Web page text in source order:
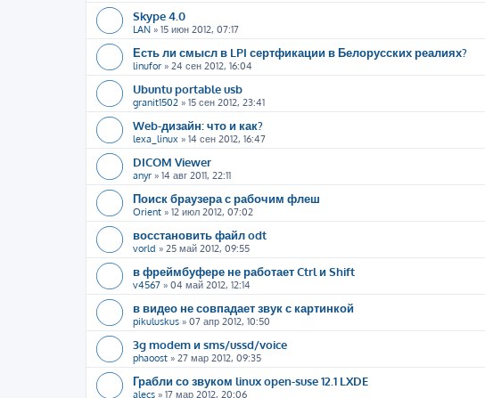
Skype 4.0
LAN » 15 июн 2012, 07:17
Есть ли смысл в LPI сертфикации в Белорусских реалиях?
linufor » 24 сен 2012, 16:04
Ubuntu portable usb
granit1502 » 15 сен 2012, 23:41
Web-дизайн: что и как?
lexa_linux » 14 сен 2012, 16:47
DICOM Viewer
anyr » 14 авг 2011, 22:11
Поиск браузера с рабочим флеш
Orient » 12 июл 2012, 07:02
восстановить файл odt
vorld » 25 май 2012, 09:55
в фреймбуфере не работает Ctrl и Shift
v4567 » 04 май 2012, 12:14
в видео не совпадает звук с картинкой
pikuluskus » 07 апр 2012, 10:50
3g modem и sms/ussd/voice
phaoost » 27 мар 2012, 09:35
Грабли со звуком linux open-suse 12.1 LXDE
alecs » 17 мар 2012, 20:06